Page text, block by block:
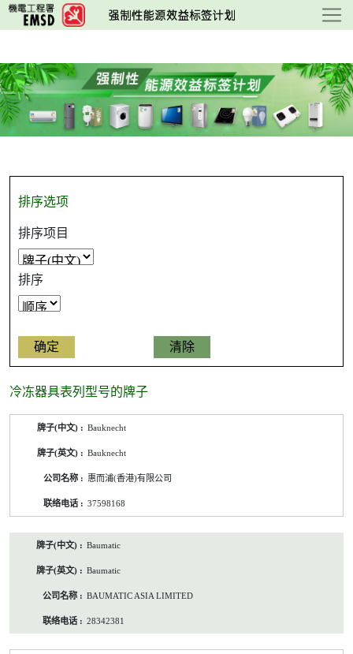
跳
至
要
内
容
排序选项
排序项目
排序
冷冻器具表列型号的牌子
牌
络
Bauknecht
Bauknecht
惠而浦(香港)有限公司
37598168
Baumatic
Baumatic
BAUMATIC ASIA LIMITED
28342381